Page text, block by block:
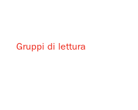
Gruppi di lettura